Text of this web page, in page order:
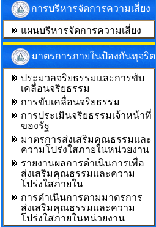
การบริหารจัดการความเสี่ยง
แผนบริหารจัดการความเสี่ยง
มาตรการภายในป้องกันทุจริต
ประมวลจริยธรรมและการขับ
เคลื่อนจริยธรรม
การขับเคลื่อนจริยธรรม
การประเมินจริยธรรมเจ้าหน้าที่
ของรัฐ
มาตรการส่งเสริมคุณธรรมและ
ความโปร่งใสภายในหน่วยงาน
รายงานผลการดำเนินการเพื่อ
ส่งเสริมคุณธรรมและความ
โปร่งใสภายใน
การดำเนินการตามมาตรการ
ส่งเสริมคุณธรรมและความ
โปร่งใสภายในหน่วยงาน